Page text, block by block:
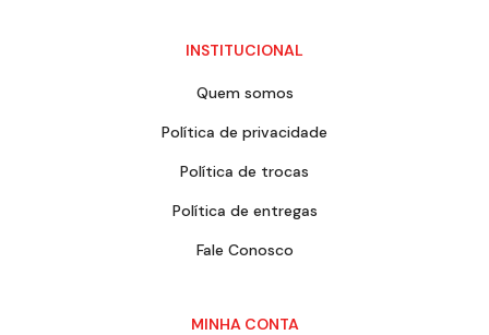
INSTITUCIONAL
Quem somos
Política de privacidade
Política de trocas
Política de entregas
Fale Conosco
MINHA CONTA